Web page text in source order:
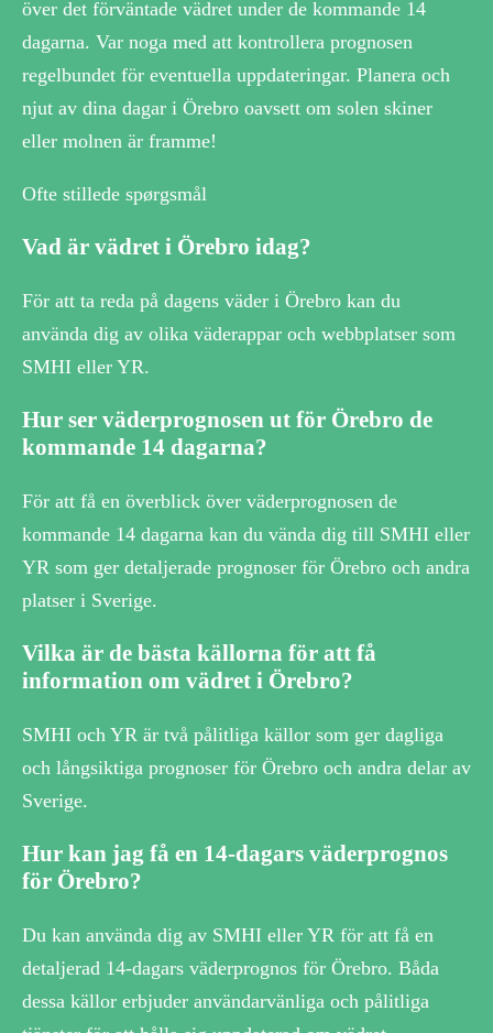
över det förväntade vädret under de kommande 14
dagarna. Var noga med att kontrollera prognosen
regelbundet för eventuella uppdateringar. Planera och
njut av dina dagar i Örebro oavsett om solen skiner
eller molnen är framme!
Ofte stillede spørgsmål
Vad är vädret i Örebro idag?
För att ta reda på dagens väder i Örebro kan du
använda dig av olika väderappar och webbplatser som
SMHI eller YR.
Hur ser väderprognosen ut för Örebro de
kommande 14 dagarna?
För att få en överblick över väderprognosen de
kommande 14 dagarna kan du vända dig till SMHI eller
YR som ger detaljerade prognoser för Örebro och andra
platser i Sverige.
Vilka är de bästa källorna för att få
information om vädret i Örebro?
SMHI och YR är två pålitliga källor som ger dagliga
och långsiktiga prognoser för Örebro och andra delar av
Sverige.
Hur kan jag få en 14-dagars väderprognos
för Örebro?
Du kan använda dig av SMHI eller YR för att få en
detaljerad 14-dagars väderprognos för Örebro. Båda
dessa källor erbjuder användarvänliga och pålitliga